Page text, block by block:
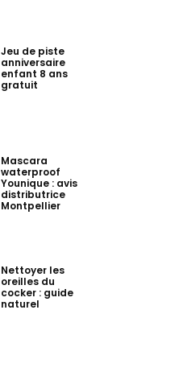
Jeu de piste
anniversaire
enfant 8 ans
gratuit
Mascara
waterproof
Younique : avis
distributrice
Montpellier
Nettoyer les
oreilles du
cocker : guide
naturel